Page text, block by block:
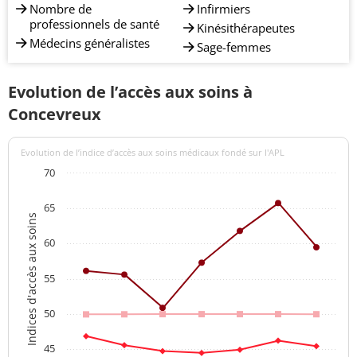
Nombre de
professionnels de santé
Médecins généralistes
Infirmiers
Kinésithérapeutes
Sage-femmes
Evolution de l’accès aux soins à
Concevreux
Indices d'accès aux soins
Evolution de l’indice d’accès aux soins médicaux fondé sur l'APL
45
50
55
60
65
70